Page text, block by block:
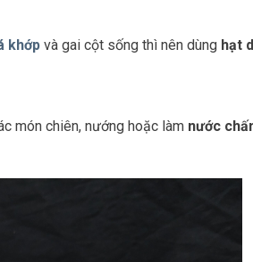
khớp và gai cột sống thì nên dùng hạt
món chiên, nướng hoặc làm nước